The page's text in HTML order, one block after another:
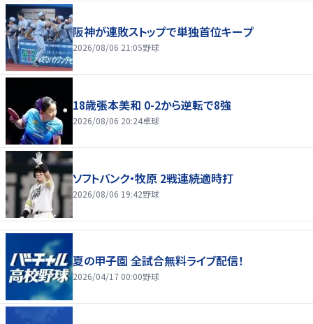
阪神が連敗ストップで単独首位キープ
2026/08/06 21:05野球
18歳張本美和 0-2から逆転で8強
2026/08/06 20:24卓球
ソフトバンク・牧原 2戦連続適時打
2026/08/06 19:42野球
夏の甲子園 全試合無料ライブ配信！
2026/04/17 00:00野球